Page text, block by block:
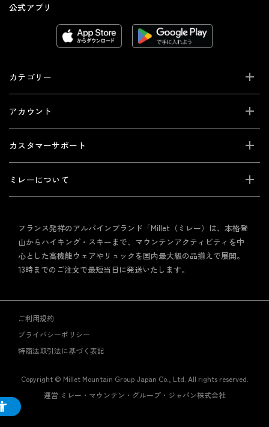
公式アプリ
カテゴリー
アカウント
カスタマーサポート
ミレーについて
フランス発祥のアルパインブランド「Millet（ミレー）は、本格登
山からハイキング・スキーまで、マウンテンアクティビティを中
心とした高機能ウェアやリュックを国内最大級の品揃えで展開。
13時までのご注文で最短当日に発送いたします。
ご利用規約
プライバシーポリシー
特商法取引法に基づく表記
Copyright © Millet Mountain Group Japan Co., Ltd. All rights reserved.
運営 ミレー・マウンテン・グループ・ジャパン株式会社